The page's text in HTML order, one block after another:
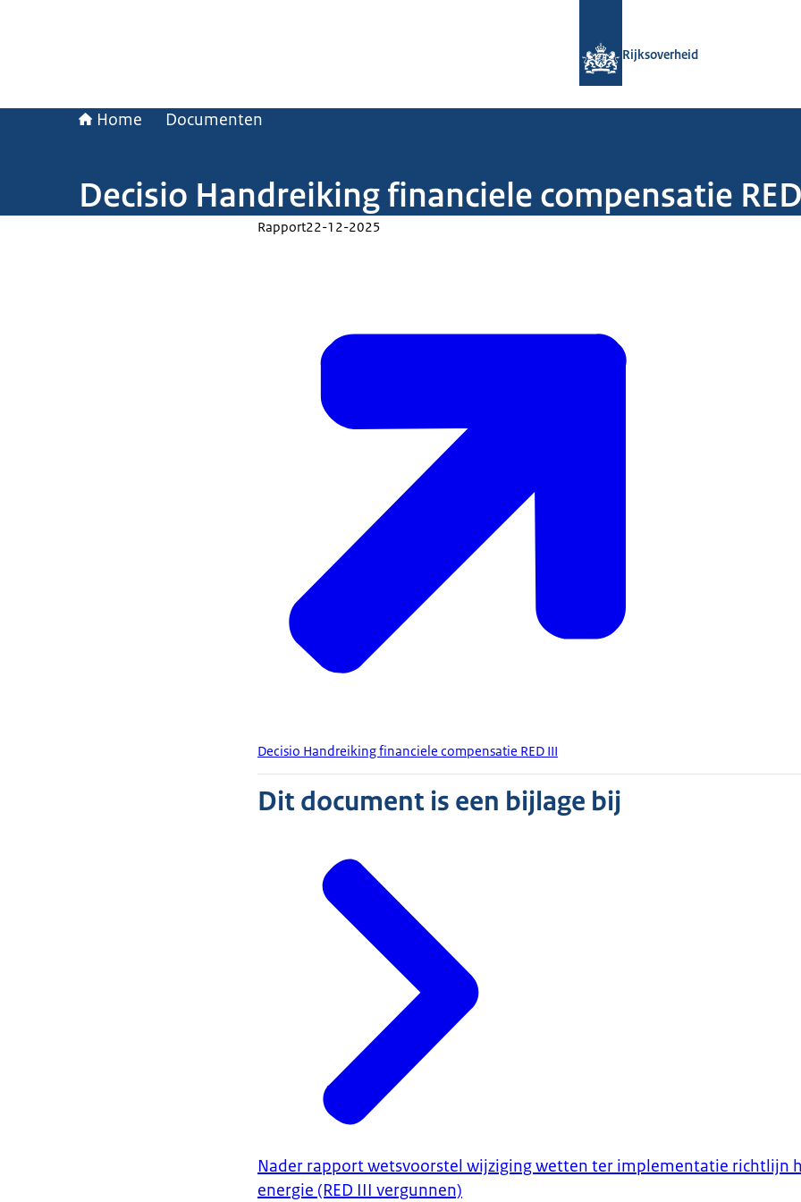
Rijksoverheid
Home Documenten
Decisio Handreiking financiele compensatie
Rapport22-12-2025
Decisio Handreiking financiele compensatie RED III
Dit document is een bijlage bij
Nader rapport wetsvoorstel wijziging wetten ter implementatie richtlijn
energie (RED III vergunnen)